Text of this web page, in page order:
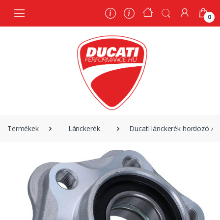
0
Termékek Lánckerék Ducati lánckerék hordozó /
0